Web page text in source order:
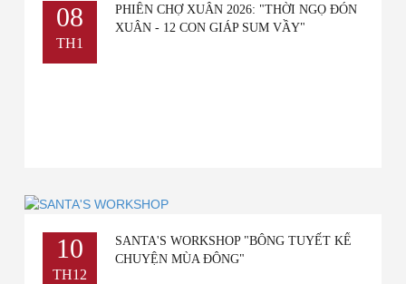
08
TH1
PHIÊN CHỢ XUÂN 2026: "THỜI NGỌ ĐÓN
XUÂN - 12 CON GIÁP SUM VẦY"
10
TH12
SANTA'S WORKSHOP "BÔNG TUYẾT KỂ
CHUYỆN MÙA ĐÔNG"